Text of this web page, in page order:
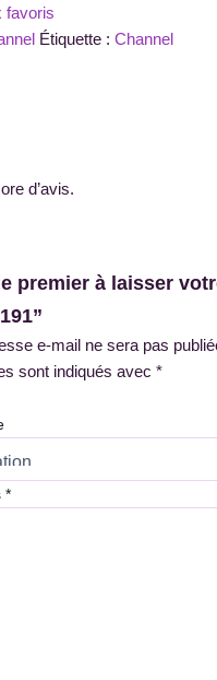
favoris
Étiquette : Channel
d’avis.
premier à laisser
e-mail ne sera pas
sont indiqués avec*
*